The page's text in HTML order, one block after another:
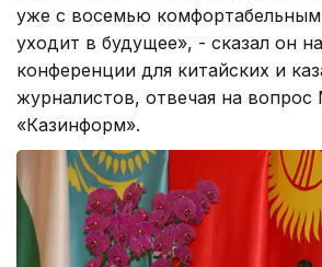
уже с восемью
уходит в будущее», - сказал он
конференции для китайских и
журналистов, отвечая на
«Казинформ».